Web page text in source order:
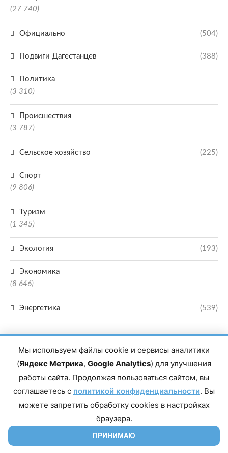
(27 740)
Официально (504)
Подвиги Дагестанцев (388)
Политика
(3 310)
Происшествия
(3 787)
Сельское хозяйство (225)
Спорт
(9 806)
Туризм
(1 345)
Экология (193)
Экономика
(8 646)
Энергетика (539)
Главный редактор сетевого издания Магомаев Тимур Нухович. Контакты
редакции: 8(988)-292-94-34 Почта: vestiskfo@gmail.com По вопросам
Дагестан, г. Махачкала, пр-т Насрутдинова, д. 1а. Все права защищены.
Копирование и использование полных материалов запрещено, частичное
цитирование возможно только при условии гиперссылки на сайт mirmol.ru.
Мы используем файлы cookie и сервисы аналитики
(Яндекс Метрика, Google Analytics) для улучшения
работы сайта. Продолжая пользоваться сайтом, вы
соглашаетесь с политикой конфиденциальности. Вы
можете запретить обработку cookies в настройках
браузера.
ПРИНИМАЮ